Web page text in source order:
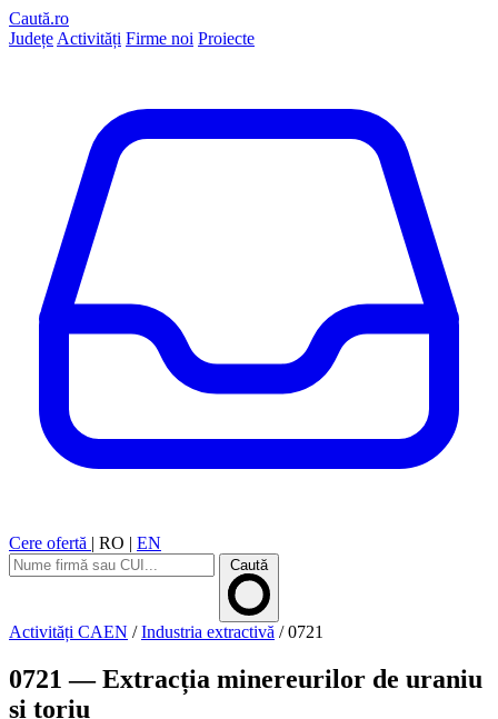
Caută.ro
Județe Activități Firme noi Proiecte
Cere ofertă | RO | EN
Caută
Activități CAEN / Industria extractivă / 0721
0721 — Extracția minereurilor de uraniu
și toriu